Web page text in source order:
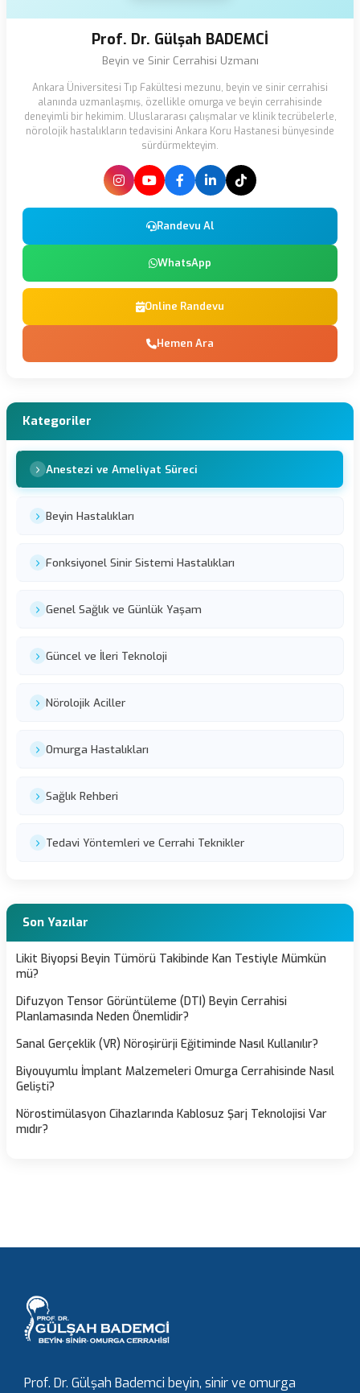
Prof. Dr. Gülşah BADEMCİ
Beyin ve Sinir Cerrahisi Uzmanı
Ankara Üniversitesi Tıp Fakültesi mezunu, beyin ve sinir cerrahisi
alanında uzmanlaşmış, özellikle omurga ve beyin cerrahisinde
deneyimli bir hekimim. Uluslararası çalışmalar ve klinik tecrübelerle,
nörolojik hastalıkların tedavisini Ankara Koru Hastanesi bünyesinde
sürdürmekteyim.
Randevu Al
WhatsApp
Online Randevu
Hemen Ara
Kategoriler
Anestezi ve Ameliyat Süreci
Beyin Hastalıkları
Fonksiyonel Sinir Sistemi Hastalıkları
Genel Sağlık ve Günlük Yaşam
Güncel ve İleri Teknoloji
Nörolojik Aciller
Omurga Hastalıkları
Sağlık Rehberi
Tedavi Yöntemleri ve Cerrahi Teknikler
Son Yazılar
Likit Biyopsi Beyin Tümörü Takibinde Kan Testiyle Mümkün
mü?
Difuzyon Tensor Görüntüleme (DTI) Beyin Cerrahisi
Planlamasında Neden Önemlidir?
Sanal Gerçeklik (VR) Nöroşirürji Eğitiminde Nasıl Kullanılır?
Biyouyumlu İmplant Malzemeleri Omurga Cerrahisinde Nasıl
Gelişti?
Nörostimülasyon Cihazlarında Kablosuz Şarj Teknolojisi Var
mıdır?
Prof. Dr. Gülşah Bademci beyin, sinir ve omurga